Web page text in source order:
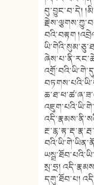
བུ་བྱུང་བ་དེ།
བའི་བརྟག
སྲ་ཧྲ།
དགུ་ཐོབ་པ།